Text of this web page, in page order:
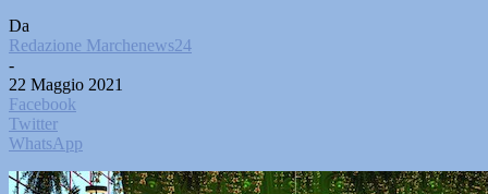
Da
Redazione Marchenews24
-
22 Maggio 2021
Facebook
Twitter
WhatsApp